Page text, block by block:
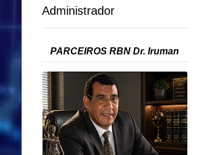
Administrador
PARCEIROS RBN Dr. Iruman